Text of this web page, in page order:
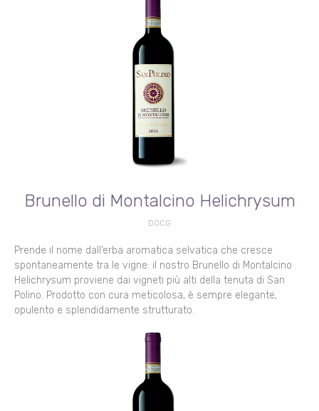
Brunello di Montalcino Helichrysum
DOCG
Prende il nome dall’erba aromatica selvatica che cresce
spontaneamente tra le vigne: il nostro Brunello di Montalcino
Helichrysum proviene dai vigneti più alti della tenuta di San
Polino. Prodotto con cura meticolosa, è sempre elegante,
opulento e splendidamente strutturato.